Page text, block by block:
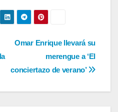
Omar Enrique llevará su
merengue a ‘El
conciertazo de verano’